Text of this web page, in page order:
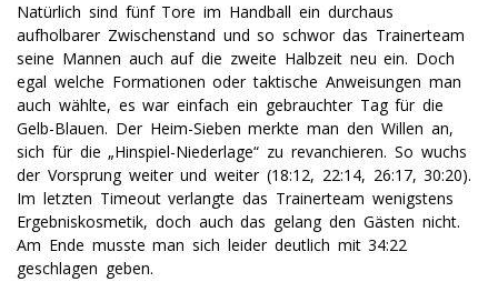
Natürlich sind fünf Tore im Handball ein durchaus
aufholbarer Zwischenstand und so schwor das Trainerteam
seine Mannen auch auf die zweite Halbzeit neu ein. Doch
egal welche Formationen oder taktische Anweisungen man
auch wählte, es war einfach ein gebrauchter Tag für die
Gelb-Blauen. Der Heim-Sieben merkte man den Willen an,
sich für die „Hinspiel-Niederlage“ zu revanchieren. So wuchs
der Vorsprung weiter und weiter (18:12, 22:14, 26:17, 30:20).
Im letzten Timeout verlangte das Trainerteam wenigstens
Ergebniskosmetik, doch auch das gelang den Gästen nicht.
Am Ende musste man sich leider deutlich mit 34:22
geschlagen geben.